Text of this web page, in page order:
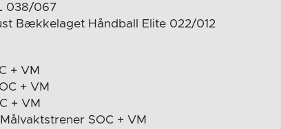
038/067
Bækkelaget Håndball Elite 022/012
+ VM
+ VM
+ VM
SOC + VM